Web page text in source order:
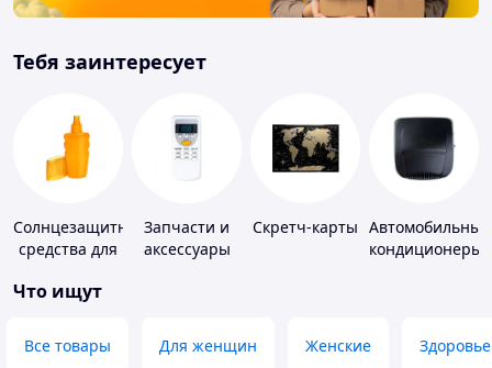
Тебя заинтересует
Солнцезащитные
средства для
Запчасти и
аксессуары
Скретч-карты Автомобильные
кондиционеры
Что ищут
Все товары Для женщин Женские Здоровье